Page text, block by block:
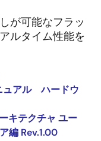
が可能なフラッ
ルタイム性能を
ュアル ハードウ
キテクチャ ユー
編 Rev.1.00